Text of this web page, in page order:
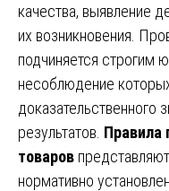
качества, выявление
их возникновения.
подчиняется строгим
несоблюдение
доказательственного
результатов. Правила
товаров
нормативно